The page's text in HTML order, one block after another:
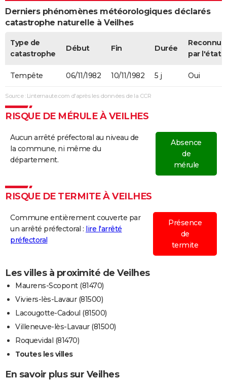
Derniers phénomènes météorologiques déclarés
catastrophe naturelle à Veilhes
Type de
catastrophe
Début Fin Durée
Reconnue
par l'état
Tempête 06/11/1982 10/11/1982 5 j Oui
Source : Linternaute.com d'après les données de la CCR
RISQUE DE MÉRULE À VEILHES
Aucun arrêté préfectoral au niveau de
la commune, ni même du
département.
Absence
de
mérule
RISQUE DE TERMITE À VEILHES
Commune entièrement couverte par
un arrêté préfectoral : lire l'arrêté
préfectoral
Présence
de
termite
Les villes à proximité de Veilhes
Maurens-Scopont (81470)
Viviers-lès-Lavaur (81500)
Lacougotte-Cadoul (81500)
Villeneuve-lès-Lavaur (81500)
Roquevidal (81470)
Toutes les villes
En savoir plus sur Veilhes